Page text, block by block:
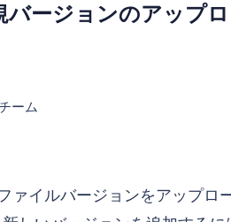
バージョンのアップ
ーム
ァイルバージョンをアップロ